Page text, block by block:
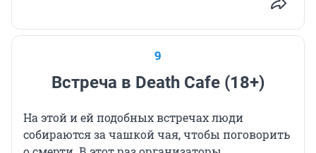
9
Встреча в Death Cafe (18+)
На этой и ей подобных встречах люди
собираются за чашкой чая, чтобы поговорить